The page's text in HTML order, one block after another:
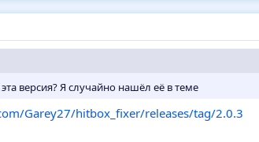
версия? Я случайно нашёл её в теме
Garey27/hitbox_fixer/releases/tag/2.0.3